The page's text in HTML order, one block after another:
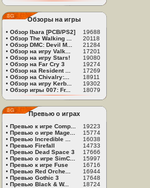
Обзоры на игры
• Обзор Ibara [PCB/PS2]
19688
• Обзор The Walking ...
20118
• Обзор DMC: Devil M...
21284
• Обзор на игру Valk...
17201
• Обзор на игру Stars!
19080
• Обзор на Far Cry 3
19274
• Обзор на Resident ...
17269
• Обзор на Chivalry:...
18911
• Обзор на игру Kerb...
19302
• Обзор игры 007: Fr... 18079
Превью о играх
• Превью к игре Comp...
19223
• Превью о игре Mage...
15774
• Превью Incredible ...
16038
• Превью Firefall
14733
• Превью Dead Space 3
17666
• Превью о игре SimC...
15997
• Превью к игре Fuse
16716
• Превью Red Orche...
16944
• Превью Gothic 3
17648
• Превью Black & W... 18724